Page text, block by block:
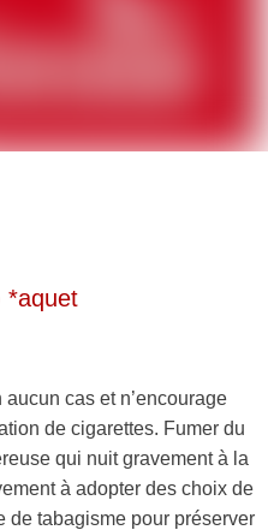
*aquet
cas et n’encourage
de cigarettes. Fumer du
qui nuit gravement à la
à adopter des choix de
de tabagisme pour préserver